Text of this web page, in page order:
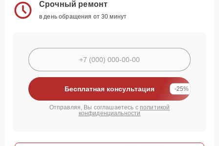
Срочный ремонт
в день обращения от 30 минут
Бесплатная консультация -25%
Отправляя, Вы соглашаетесь с политикой
конфиденциальности